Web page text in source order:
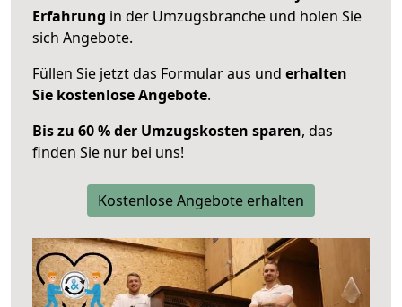
Erfahrung in der Umzugsbranche und holen Sie
sich Angebote.
Füllen Sie jetzt das Formular aus und erhalten
Sie kostenlose Angebote.
Bis zu 60 % der Umzugskosten sparen, das
finden Sie nur bei uns!
Kostenlose Angebote erhalten